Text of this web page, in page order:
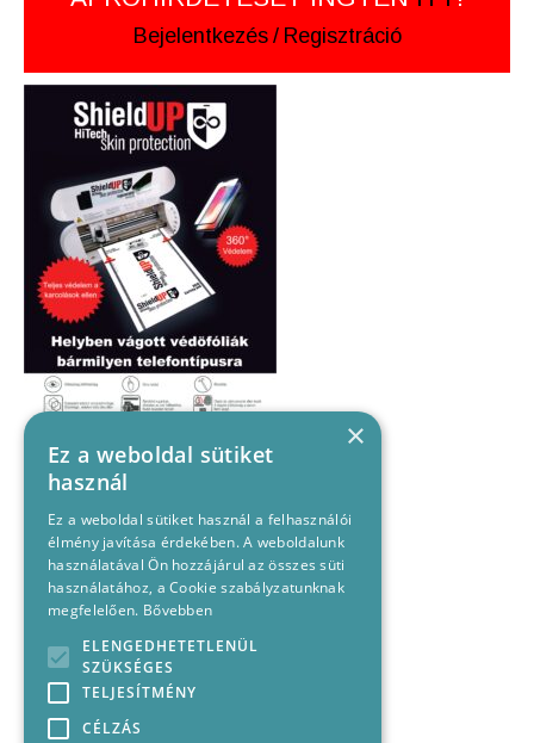
Bejelentkezés / Regisztráció
×
Ez a weboldal sütiket
használ
Ez a weboldal sütiket használ a felhasználói
élmény javítása érdekében. A weboldalunk
használatával Ön hozzájárul az összes süti
használatához, a Cookie szabályzatunknak
megfelelően. Bővebben
ELENGEDHETETLENÜL
SZÜKSÉGES
TELJESÍTMÉNY
CÉLZÁS